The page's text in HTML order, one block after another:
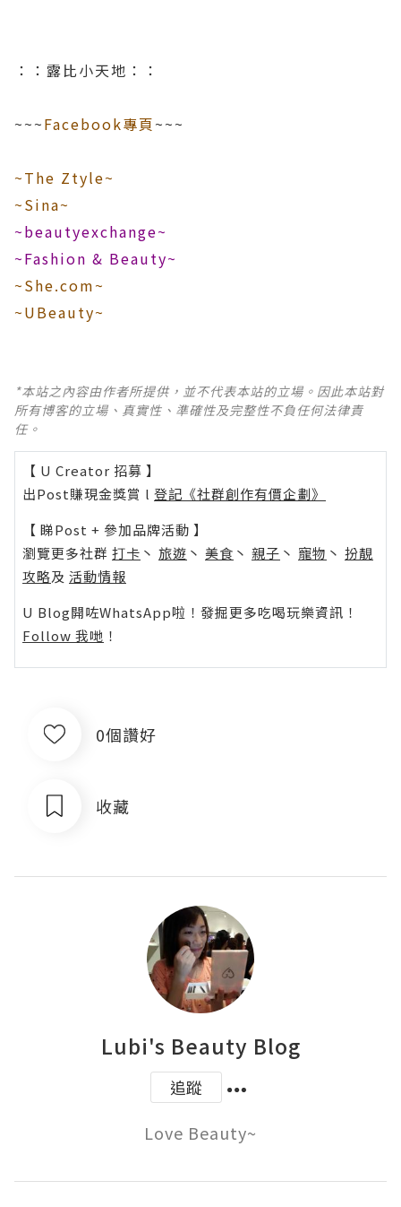
：：露比小天地：：
~~~Facebook專頁~~~
~The Ztyle~
~Sina~
~beautyexchange~
~Fashion & Beauty~
~She.com~
~UBeauty~
*本站之內容由作者所提供，並不代表本站的立場。因此本站對
所有博客的立場、真實性、準確性及完整性不負任何法律責
任。
【 U Creator 招募 】
出Post賺現金獎賞 l 登記《社群創作有價企劃》
【 睇Post + 參加品牌活動 】
瀏覽更多社群 打卡 丶 旅遊 丶 美食 丶 親子 丶 寵物 丶 扮靚
攻略及 活動情報
U Blog開咗WhatsApp啦！發掘更多吃喝玩樂資訊！
Follow 我哋 ！
0個讚好
收藏
Lubi's Beauty Blog
追蹤
Love Beauty~